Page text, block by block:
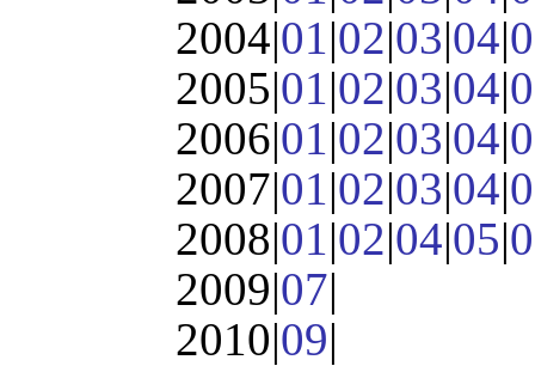
2004|01|02|03|04|
2005|01|02|03|04|
2006|01|02|03|04|
2007|01|02|03|04|
2008|01|02|04|05|
2009|07|
2010|09|